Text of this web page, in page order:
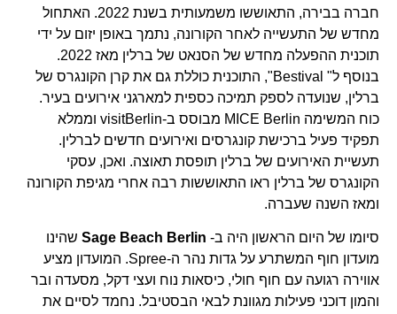
חברה בבירה, התאוששו משמעותית בשנת 2022. האתחול
מחדש של התעשייה לאחר הקורונה, נתמך באופן יזום על ידי
תוכנית ההפעלה מחדש של הסנאט של ברלין מאז 2022.
בנוסף ל" Bestival", התוכנית כוללת גם את קרן הקונגרס של
ברלין, שנועדה לספק תמיכה כספית למארגני אירועים בעיר.
כוח המשימה MICE Berlin מבוסס ב-visitBerlin וממלא
תפקיד פעיל ברכישת קונגרסים ואירועים חדשים לברלין.
תעשיית האירועים של ברלין תופסת תאוצה. ואכן, עסקי
הקונגרס של ברלין ראו התאוששות רבה אחרי מגיפת הקורונה
ומאז השנה שעברה.
סיומו של היום הראשון היה ב- Sage Beach Berlinשהינו
מועדון חוף המשתרע על גדות נהר ה-Spree. המועדון מציע
אווירה רגועה עם חוף חולי, כיסאות נוח ועצי דקל, מסעדה ובר
והמון דוכני פעילות מגוונת לבאי הבסטיבל. נחמד לסיים את